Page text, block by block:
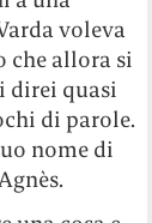
voleva
che allora si
direi quasi
di parole.
nome di